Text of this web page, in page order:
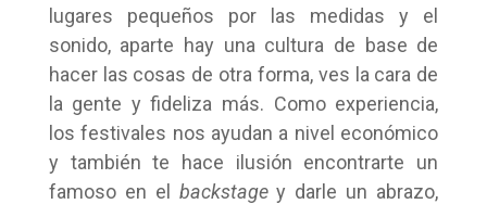
lugares pequeños por las medidas y el
sonido, aparte hay una cultura de base de
hacer las cosas de otra forma, ves la cara de
la gente y fideliza más. Como experiencia,
los festivales nos ayudan a nivel económico
y también te hace ilusión encontrarte un
famoso en el backstagey darle un abrazo,